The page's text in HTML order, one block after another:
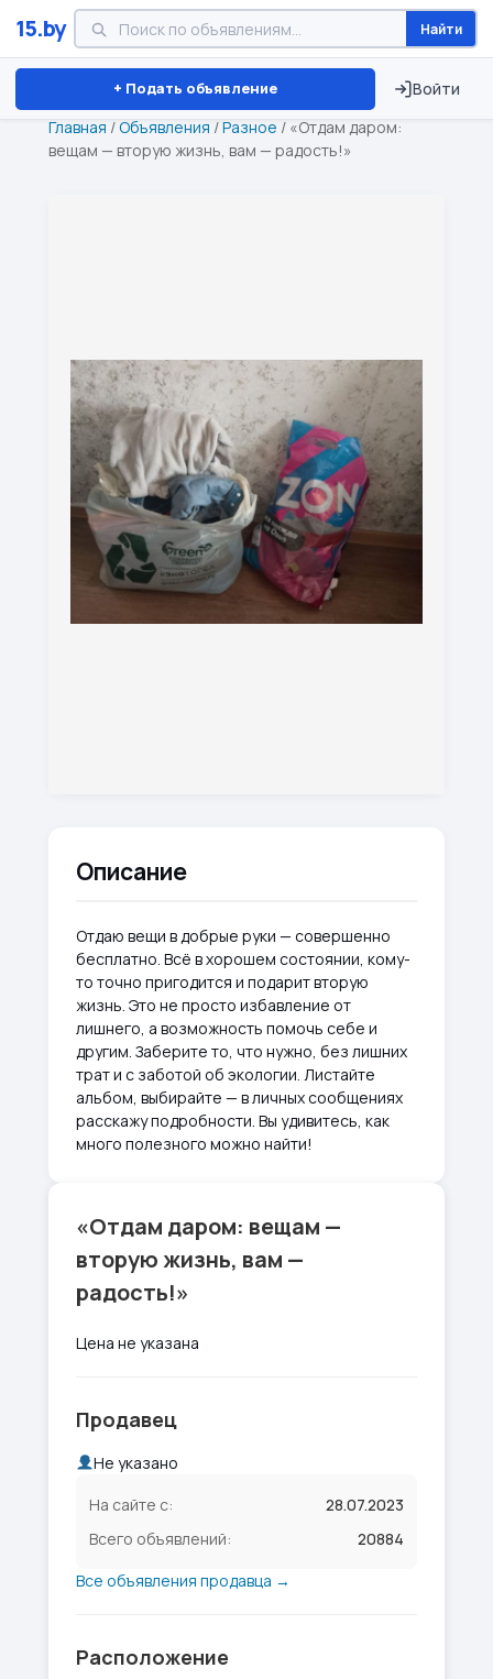
15.by Найти
+ Подать объявление Войти
Минск Витебск Брест ⏱ ТОЛЬКО 15 ДНЕЙ
Главная /Объявления /Разное / «Отдам даром:
вещам — вторую жизнь, вам — радость!»
Описание
Отдаю вещи в добрые руки — совершенно
бесплатно. Всё в хорошем состоянии, кому-
то точно пригодится и подарит вторую
жизнь. Это не просто избавление от
лишнего, а возможность помочь себе и
другим. Заберите то, что нужно, без лишних
трат и с заботой об экологии. Листайте
альбом, выбирайте — в личных сообщениях
расскажу подробности. Вы удивитесь, как
много полезного можно найти!
«Отдам даром: вещам —
вторую жизнь, вам —
радость!»
Цена не указана
Продавец
Не указано
На сайте с:
28.07.2023
Всего объявлений:
20884
Все объявления продавца →
Расположение